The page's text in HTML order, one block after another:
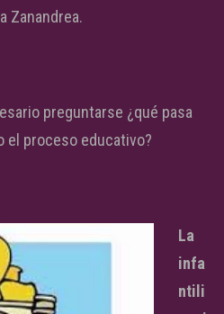
Zanandrea.
preguntarse ¿qué pasa
el proceso educativo?
La
infa
ntili